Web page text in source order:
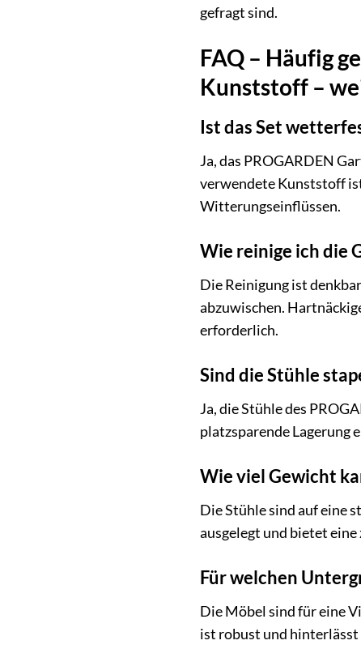
gefragt sind.
FAQ – Häufig
Kunststoff –
Ist das Set
Ja, das PROGARDEN
verwendete Kunststoff
Witterungseinflüssen.
Wie reinige ich die
Die Reinigung ist
abzuwischen.
erforderlich.
Sind die Stühle
Ja, die Stühle des
platzsparende Lagerung
Wie viel Gewicht
Die Stühle sind auf eine
ausgelegt und bietet
Für welchen
Die Möbel sind für eine
ist robust und hinterlässt